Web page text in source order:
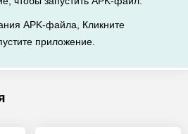
APK-файла, Кликните
приложение.